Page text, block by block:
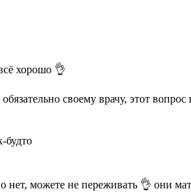
хорошо 👌
своему врачу, этот
будто
нет, можете не переживать 👌 они